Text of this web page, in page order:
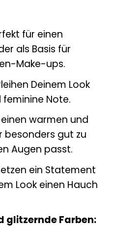
für einen
als Basis für
Make-ups.
Deinem Look
Note.
warmen und
besonders gut zu
Augen passt.
ein Statement
Look einen Hauch
glitzernde Farben: